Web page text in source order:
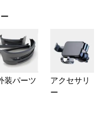
装パーツ
アクセサリ
ー